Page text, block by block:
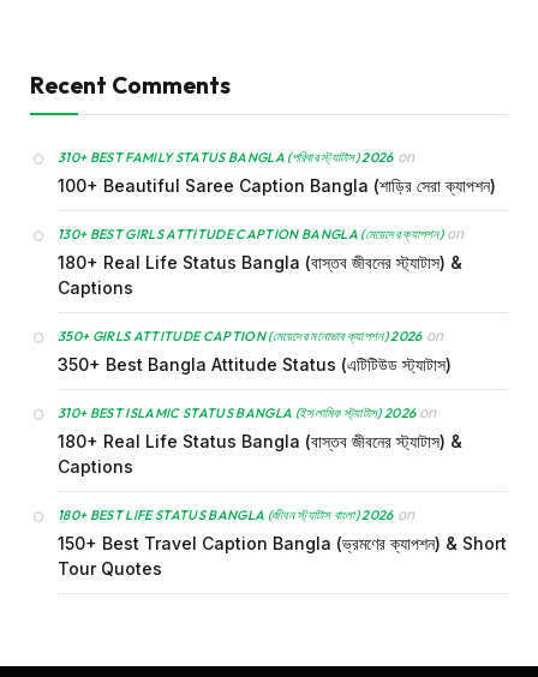
Recent Comments
310+ BEST FAMILY STATUS BANGLA (পরিবার স্ট্যাটাস) 2026on
100+ Beautiful Saree Caption Bangla (শাড়ির সেরা ক্যাপশন)
130+ BEST GIRLS ATTITUDE CAPTION BANGLA (মেয়েদের ক্যাপশন)on
180+ Real Life Status Bangla (বাস্তব জীবনের স্ট্যাটাস) &
Captions
350+ GIRLS ATTITUDE CAPTION (মেয়েদের মনোভাব ক্যাপশন) 2026on
350+ Best Bangla Attitude Status (এটিটিউড স্ট্যাটাস)
310+ BEST ISLAMIC STATUS BANGLA (ইসলামিক স্ট্যাটাস) 2026on
180+ Real Life Status Bangla (বাস্তব জীবনের স্ট্যাটাস) &
Captions
180+ BEST LIFE STATUS BANGLA (জীবন স্ট্যাটাস বাংলা) 2026on
150+ Best Travel Caption Bangla (ভ্রমণের ক্যাপশন) & Short
Tour Quotes